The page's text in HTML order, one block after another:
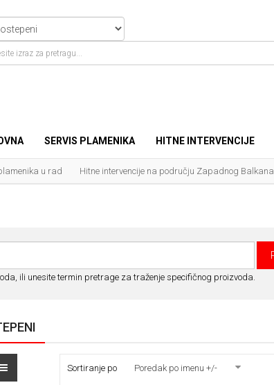
SERVIS PLAMENIKA HITNE INTERVENCIJE
u rad Hitne intervencije na području Zapadnog Balkana
ili unesite termin pretrage za traženje specifičnog proizvoda.
Sortiranje po Poredak po imenu +/-